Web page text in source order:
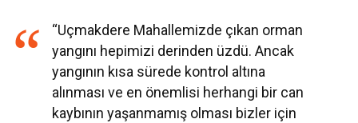
“Uçmakdere Mahallemizde çıkan orman
yangını hepimizi derinden üzdü. Ancak
yangının kısa sürede kontrol altına
alınması ve en önemlisi herhangi bir can
kaybının yaşanmamış olması bizler için